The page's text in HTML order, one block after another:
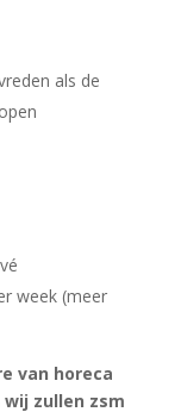
als de
week (meer
van horeca
zullen zsm